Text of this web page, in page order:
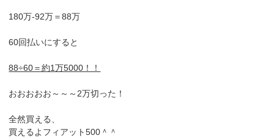
180万-92万＝88万
60回払いにすると
88÷60＝約1万5000！！
おおおおお～～～2万切った！
全然買える、
買えるよフィアット500＾＾